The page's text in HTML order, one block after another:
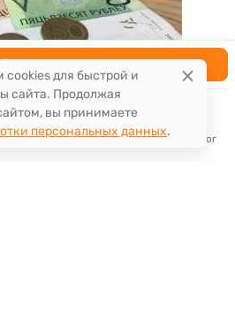
В корзину
Сравнение Поиск Каталог
cookies для быстрой и
сайта. Продолжая
вы принимаете
персональных данных.